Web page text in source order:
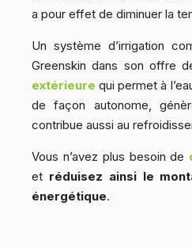
a pour effet de diminuer la
Un système d’irrigation
Greenskin dans son offre
extérieure qui permet à
de façon autonome,
contribue aussi au
Vous n’avez plus besoin de
et réduisez ainsi le
énergétique.